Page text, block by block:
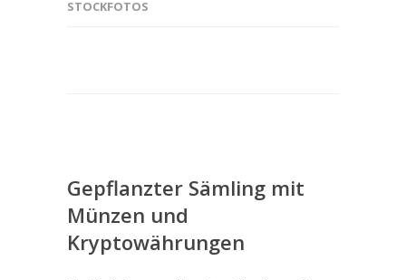
STOCKFOTOS
Gepflanzter Sämling mit
Münzen und
Kryptowährungen